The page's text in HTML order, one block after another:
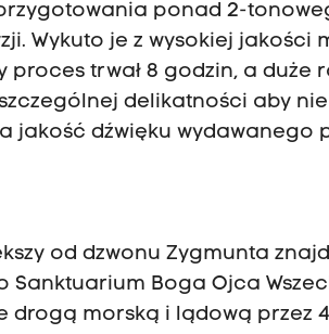
ponad 2-
Wykuto je z wysokiej jakości
proces trwał 8 godzin, a duże
delikatności aby nie
jakość dźwięku wydawanego
od dzwonu Zygmunta
Sanktuarium Boga Ojca
drogą morską i lądową przez